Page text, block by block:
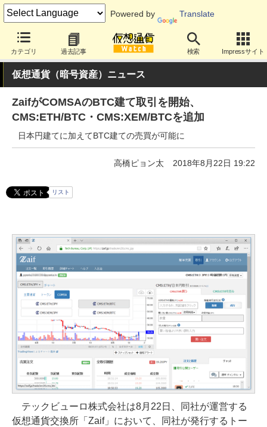
Powered by Translate
カテゴリ 過去記事 検索 Impressサイト
仮想通貨（暗号資産）ニュース
ZaifがCOMSAのBTC建て取引を開始、
CMS:ETH/BTC・CMS:XEM/BTCを追加
日本円建てに加えてBTC建ての売買が可能に
高橋ピョン太 2018年8月22日 19:22
リスト
テックビューロ株式会社は8月22日、同社が運営する
仮想通貨交換所「Zaif」において、同社が発行するトー